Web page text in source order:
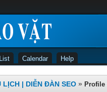
Calendar Help
LỊCH | DIỄN ĐÀN SEO » Profile